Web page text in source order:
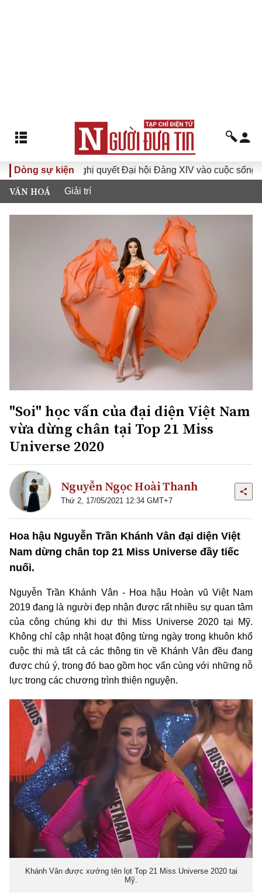
Dòng sự kiện
Đưa Nghị quyết Đại hội Đảng XIV vào cuộc sống
VĂN HOÁ Giải trí
"Soi" học vấn của đại diện Việt Nam
vừa dừng chân tại Top 21 Miss
Universe 2020
Nguyễn Ngọc Hoài Thanh
Thứ 2, 17/05/2021 12:34 GMT+7
Hoa hậu Nguyễn Trần Khánh Vân đại diện Việt
Nam dừng chân top 21 Miss Universe đầy tiếc
nuối.
Nguyễn Trần Khánh Vân - Hoa hậu Hoàn vũ Việt Nam
2019 đang là người đẹp nhận được rất nhiều sự quan tâm
của công chúng khi dự thi Miss Universe 2020 tại Mỹ.
Không chỉ cập nhật hoạt động từng ngày trong khuôn khổ
cuộc thi mà tất cả các thông tin về Khánh Vân đều đang
được chú ý, trong đó bao gồm học vấn cùng với những nỗ
lực trong các chương trình thiện nguyện.
Khánh Vân được xướng tên lọt Top 21 Miss Universe 2020 tại
Mỹ.